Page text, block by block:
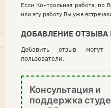
Если Контрольная работа, по
или эту работу Вы уже
ДОБАВЛЕНИЕ ОТЗЫВА
Добавить отзыв могут
пользователи.
Консультация и
поддержка